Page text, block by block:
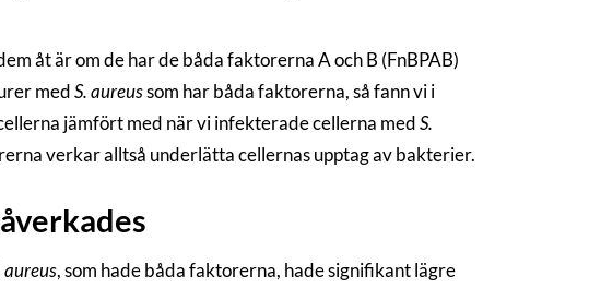
åt är om de har de båda faktorerna A och B (FnBPAB)
medS. aureussom har båda faktorerna, så fann vi i
jämfört med när vi infekterade cellerna medS.
verkar alltså underlätta cellernas upptag av bakterier.
aureus, som hade båda faktorerna, hade signifikant lägre